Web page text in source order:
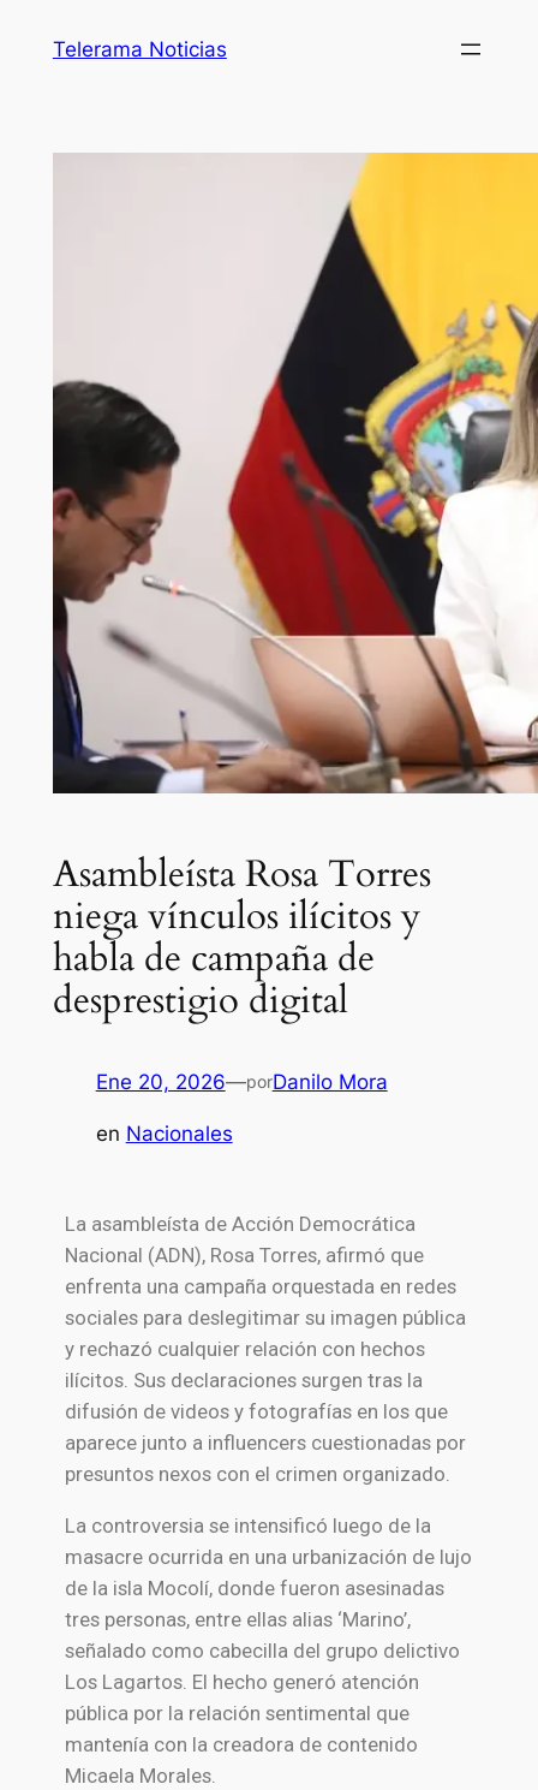
Telerama Noticias
Asambleísta Rosa Torres
niega vínculos ilícitos y
habla de campaña de
desprestigio digital
Ene 20, 2026—porDanilo Mora
en Nacionales
La asambleísta de Acción Democrática
Nacional (ADN), Rosa Torres, afirmó que
enfrenta una campaña orquestada en redes
sociales para deslegitimar su imagen pública
y rechazó cualquier relación con hechos
ilícitos. Sus declaraciones surgen tras la
difusión de videos y fotografías en los que
aparece junto a influencers cuestionadas por
presuntos nexos con el crimen organizado.
La controversia se intensificó luego de la
masacre ocurrida en una urbanización de lujo
de la isla Mocolí, donde fueron asesinadas
tres personas, entre ellas alias ‘Marino’,
señalado como cabecilla del grupo delictivo
Los Lagartos. El hecho generó atención
pública por la relación sentimental que
mantenía con la creadora de contenido
Micaela Morales.